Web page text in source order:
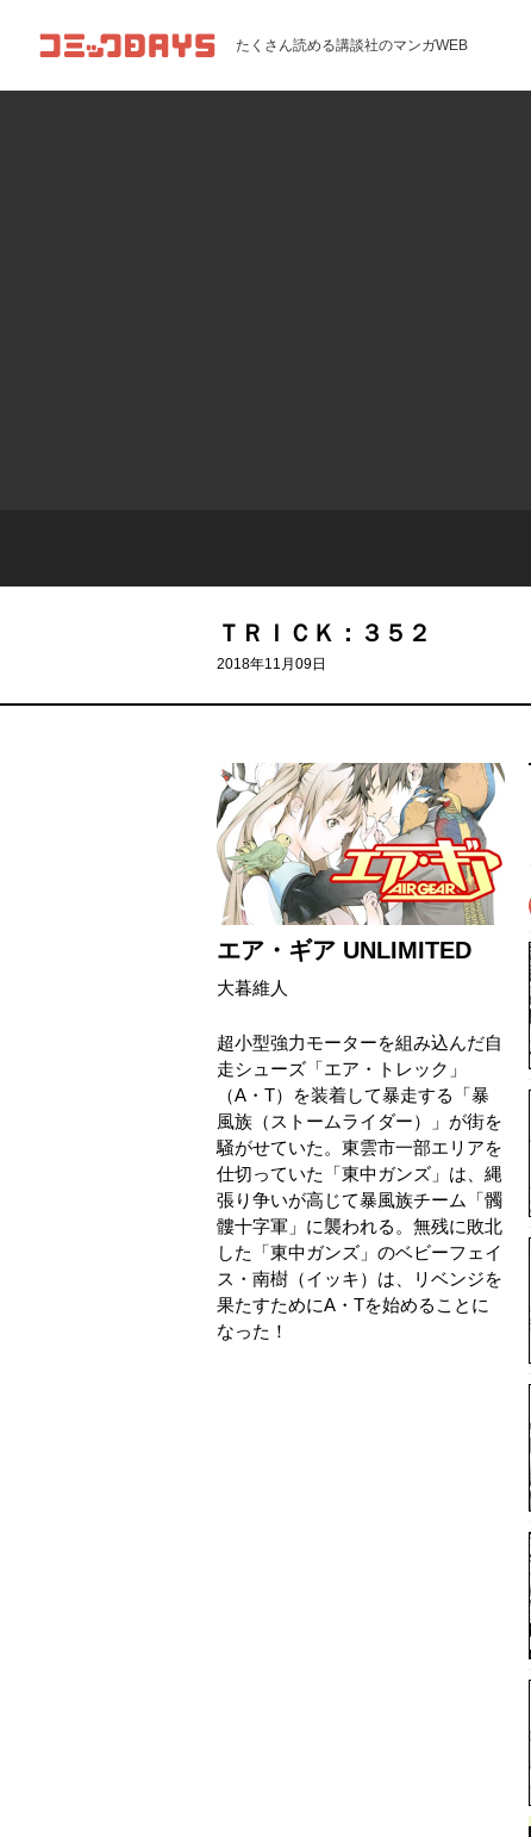
コミックDAYS たくさん読める講談社のマンガWEB
ＴＲＩＣＫ：３５２
2018年11月09日
エア・ギア UNLIMITED
大暮維人
超小型強力モーターを組み込んだ自
走シューズ「エア・トレック」
（A・T）を装着して暴走する「暴
風族（ストームライダー）」が街を
騒がせていた。東雲市一部エリアを
仕切っていた「東中ガンズ」は、縄
張り争いが高じて暴風族チーム「髑
髏十字軍」に襲われる。無残に敗北
した「東中ガンズ」のベビーフェイ
ス・南樹（イッキ）は、リベンジを
果たすためにA・Tを始めることに
なった！